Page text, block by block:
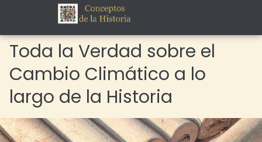
Toda la Verdad sobre el
Cambio Climático a lo
largo de la Historia